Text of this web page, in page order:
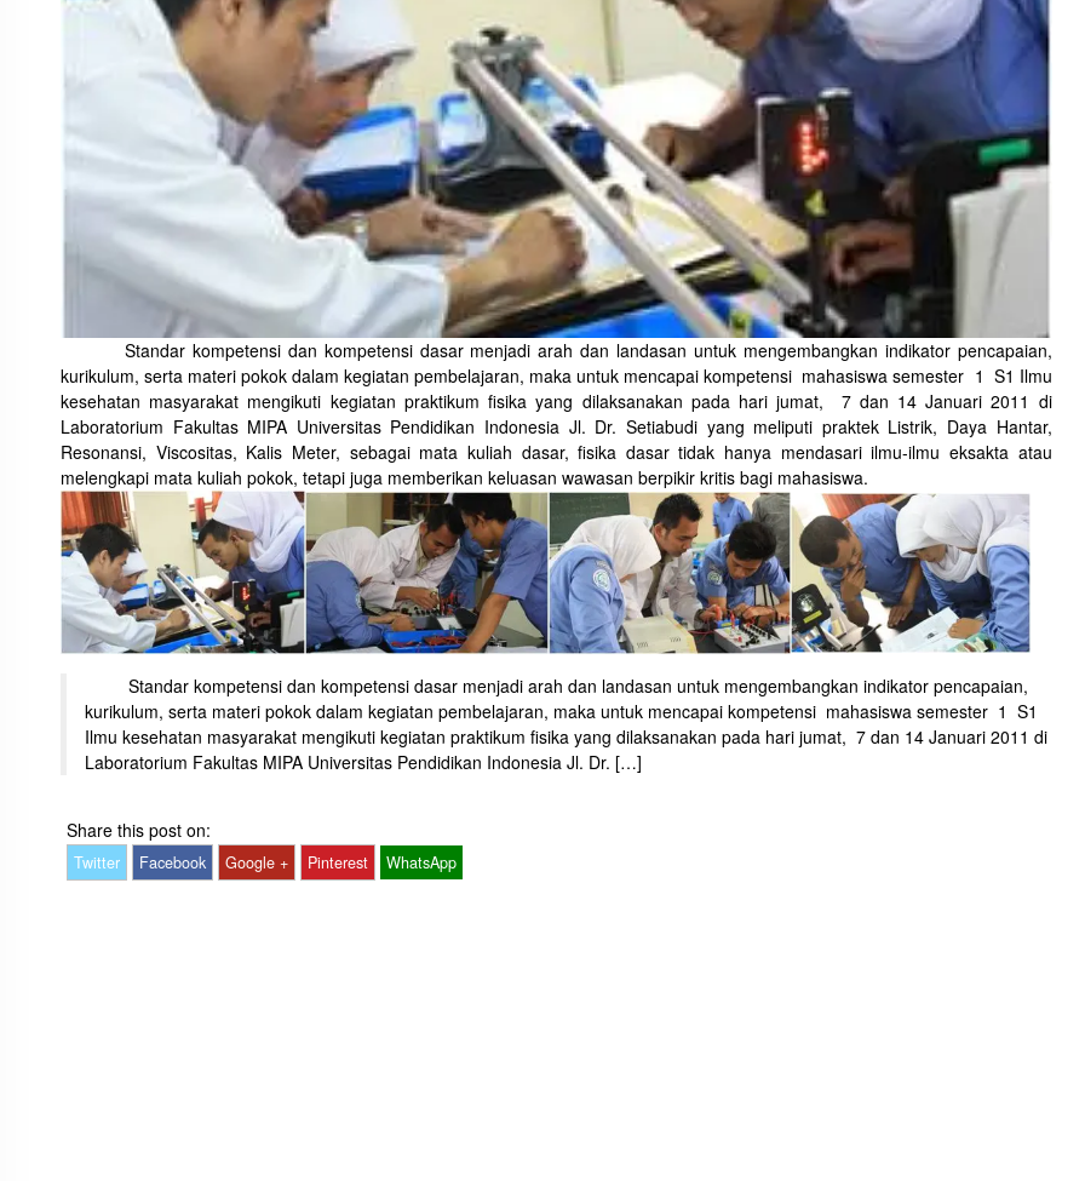
Standar kompetensi dan kompetensi dasar menjadi arah dan landasan untuk mengembangkan indikator pencapaian,
kurikulum, serta materi pokok dalam kegiatan pembelajaran, maka untuk mencapai kompetensi mahasiswa semester 1 S1 Ilmu
kesehatan masyarakat mengikuti kegiatan praktikum fisika yang dilaksanakan pada hari jumat, 7 dan 14 Januari 2011 di
Laboratorium Fakultas MIPA Universitas Pendidikan Indonesia Jl. Dr. Setiabudi yang meliputi praktek Listrik, Daya Hantar,
Resonansi, Viscositas, Kalis Meter, sebagai mata kuliah dasar, fisika dasar tidak hanya mendasari ilmu-ilmu eksakta atau
melengkapi mata kuliah pokok, tetapi juga memberikan keluasan wawasan berpikir kritis bagi mahasiswa.
Standar kompetensi dan kompetensi dasar menjadi arah dan landasan untuk mengembangkan indikator pencapaian,
kurikulum, serta materi pokok dalam kegiatan pembelajaran, maka untuk mencapai kompetensi mahasiswa semester 1 S1
Ilmu kesehatan masyarakat mengikuti kegiatan praktikum fisika yang dilaksanakan pada hari jumat, 7 dan 14 Januari 2011 di
Laboratorium Fakultas MIPA Universitas Pendidikan Indonesia Jl. Dr. […]
Share this post on:
Twitter Facebook Google + Pinterest WhatsApp